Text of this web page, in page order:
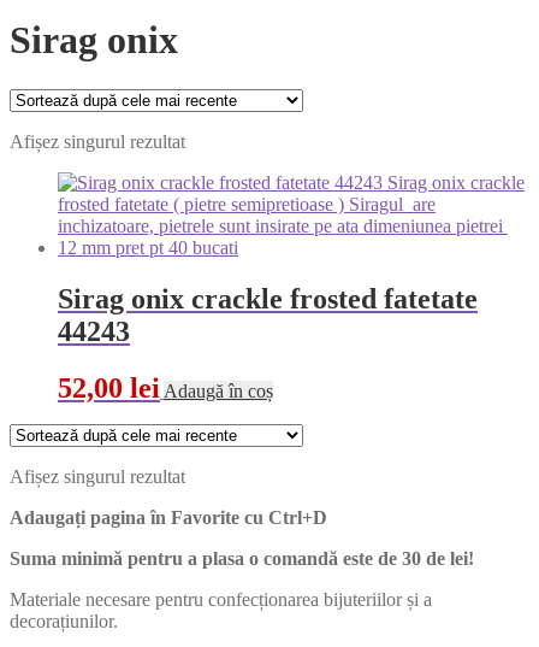
Sirag onix
Afișez singurul rezultat
Sirag onix crackle frosted fatetate
44243
52,00 lei Adaugă în coș
Afișez singurul rezultat
Adaugați pagina în Favorite cu Ctrl+D
Suma minimă pentru a plasa o comandă este de 30 de lei!
Materiale necesare pentru confecționarea bijuteriilor și a
decorațiunilor.